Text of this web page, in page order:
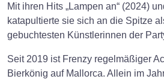
Mit ihren Hits „Lampen an“ (2024)
katapultierte sie sich an die Spitze
gebuchtesten Künstlerinnen der
Seit 2019 ist Frenzy regelmäßiger
Bierkönig auf Mallorca. Allein im